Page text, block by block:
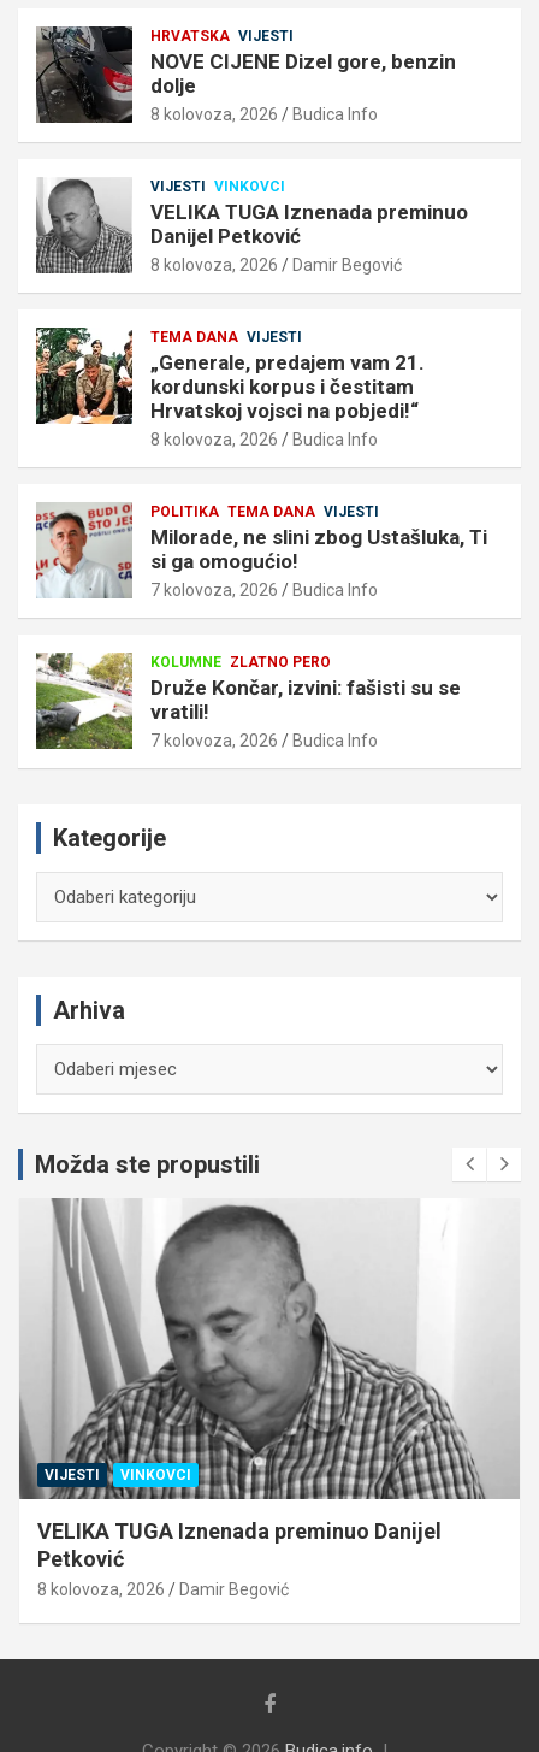
HRVATSKA VIJESTI
NOVE CIJENE Dizel gore, benzin
dolje
8 kolovoza, 2026 Budica Info
VIJESTI VINKOVCI
VELIKA TUGA Iznenada preminuo
Danijel Petković
8 kolovoza, 2026 Damir Begović
TEMA DANA VIJESTI
„Generale, predajem vam 21.
kordunski korpus i čestitam
Hrvatskoj vojsci na pobjedi!“
8 kolovoza, 2026 Budica Info
POLITIKA TEMA DANA VIJESTI
Milorade, ne slini zbog Ustašluka, Ti
si ga omogućio!
7 kolovoza, 2026 Budica Info
KOLUMNE ZLATNO PERO
Druže Končar, izvini: fašisti su se
vratili!
7 kolovoza, 2026 Budica Info
Kategorije
Arhiva
Možda ste propustili
VIJESTI VINKOVCI
VELIKA TUGA Iznenada preminuo Danijel
Petković
8 kolovoza, 2026 Damir Begović